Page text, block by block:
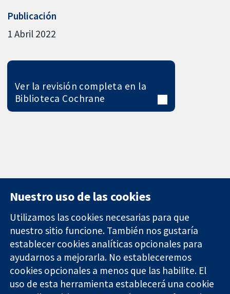
Publicación
1 Abril 2022
Ver la revisión completa en la
Biblioteca Cochrane
Evidencia fiable.
Decisiones
informadas.
Mejor salud.
11-13 Cavendish
Square
Londres
W1G 0AN
Reino Unido
Contacto
Noticias
Prensa
Sobre
nosotros
Empleo
Nuestro uso de las cookies
Utilizamos las cookies necesarias para que
nuestro sitio funcione. También nos gustaría
establecer cookies analíticas opcionales para
ayudarnos a mejorarla. No estableceremos
cookies opcionales a menos que las habilite. El
uso de esta herramienta establecerá una cookie